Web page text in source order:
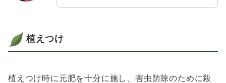
植えつけ
植えつけ時に元肥を十分に施し、害虫防除のために殺